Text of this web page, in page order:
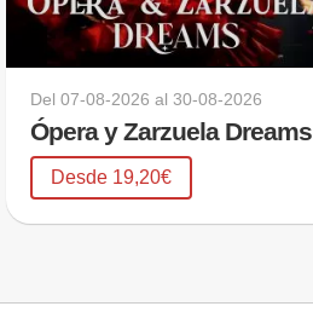
Del07-08-2026 al30-08-2026
Ópera y Zarzuela Dreams
Desde 19,20€